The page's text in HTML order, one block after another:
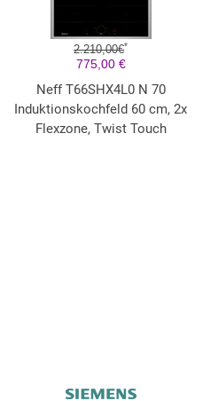
2.210,00€*
775,00 €
Neff T66SHX4L0 N 70
Induktionskochfeld 60 cm, 2x
Flexzone, Twist Touch